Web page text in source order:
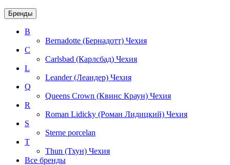
Бренды
B
Bernadotte (Бернадотт) Чехия
C
Carlsbad (Карлсбад) Чехия
L
Leander (Леандер) Чехия
Q
Queens Crown (Квинс Краун) Чехия
R
Roman Lidicky (Роман Лидицкий) Чехия
S
Sterne porcelan
T
Thun (Тхун) Чехия
Все бренды